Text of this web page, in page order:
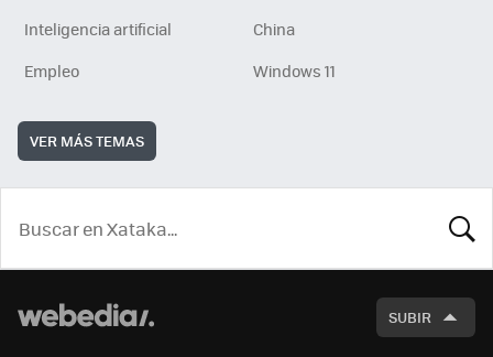
Inteligencia artificial
China
Empleo
Windows 11
VER MÁS TEMAS
SUBIR